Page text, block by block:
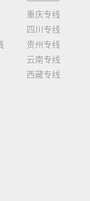
重庆专线
四川专线
贵州专线
云南专线
西藏专线